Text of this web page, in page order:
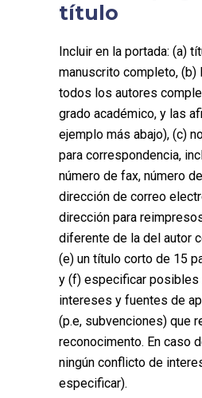
título
Incluir en la portada: (a)
manuscrito completo, (b)
todos los autores
grado académico, y las
ejemplo más abajo), (c)
para correspondencia,
número de fax, número
dirección de correo
dirección para
diferente de la del autor
(e) un título corto de 15
y (f) especificar
intereses y fuentes de
(p.e, subvenciones) que
reconocimento. En caso
ningún conflicto de
especificar).